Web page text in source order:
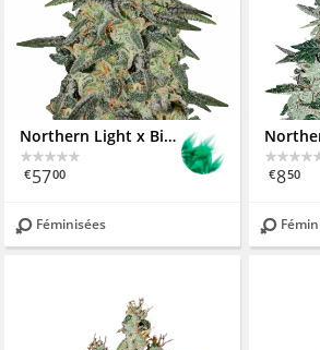
Northern Light x Big Bud
€5700
Féminisées
€850